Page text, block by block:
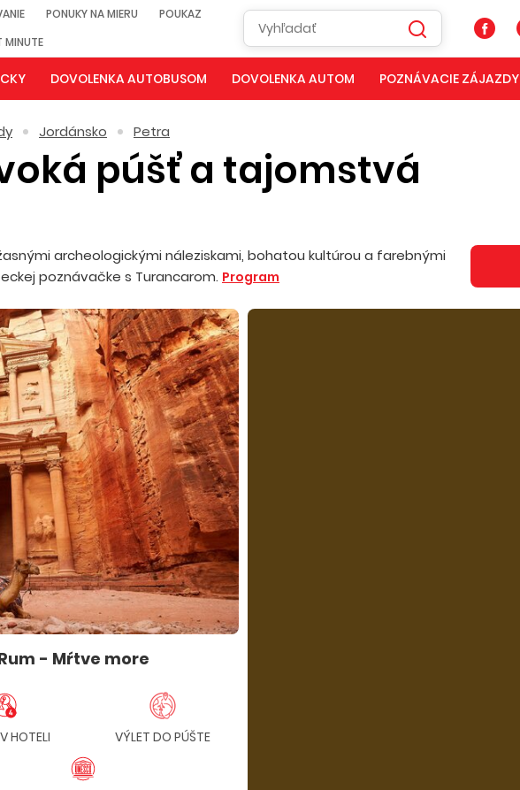
PONUKY NA MIERU
POUKAZ
MINUTE
DOVOLENKA AUTOBUSOM DOVOLENKA AUTOM POZNÁVACIE ZÁJAZDY
Jordánsko Petra
púšť a tajomstvá
archeologickými náleziskami, bohatou kultúrou a farebnými
poznávačke s Turancarom. Program
- Mŕtve more
HOTELI VÝLET DO PÚŠTE